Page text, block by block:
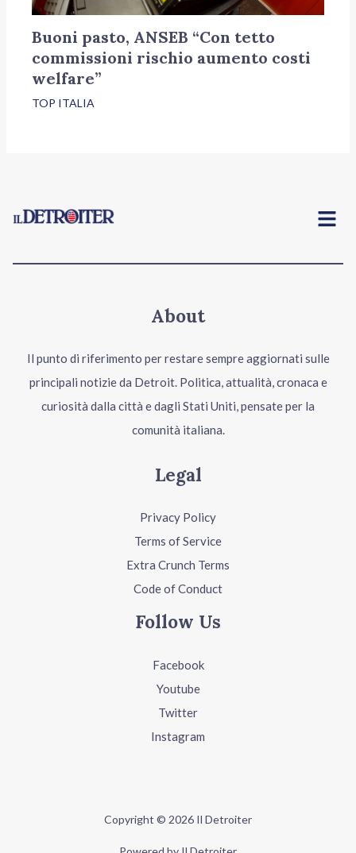
Buoni pasto, ANSEB “Con tetto
commissioni rischio aumento costi
welfare”
TOP ITALIA
Menu
About
Il punto di riferimento per restare sempre aggiornati sulle
principali notizie da Detroit. Politica, attualità, cronaca e
curiosità dalla città e dagli Stati Uniti, pensate per la
comunità italiana.
Legal
Privacy Policy
Terms of Service
Extra Crunch Terms
Code of Conduct
Follow Us
Facebook
Youtube
Twitter
Instagram
Copyright © 2026 Il Detroiter